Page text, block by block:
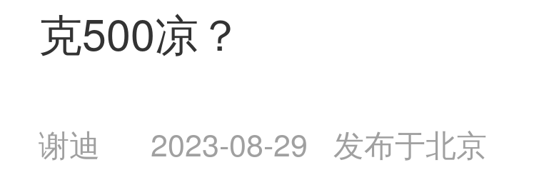
克500凉？
谢迪 2023-08-29 发布于北京